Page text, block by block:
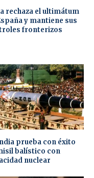
rechaza el ultimátum
y mantiene sus
fronterizos
prueba con éxito
balístico con
nuclear